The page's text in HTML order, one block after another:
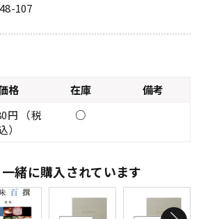
107
格 在庫
備考
円 （税
）
○
緒に購入されています